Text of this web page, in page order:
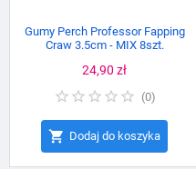
Gumy Perch Professor Fapping
Craw 3.5cm - MIX 8szt.
Cena
24,90 zł
(0)
 Dodaj do koszyka